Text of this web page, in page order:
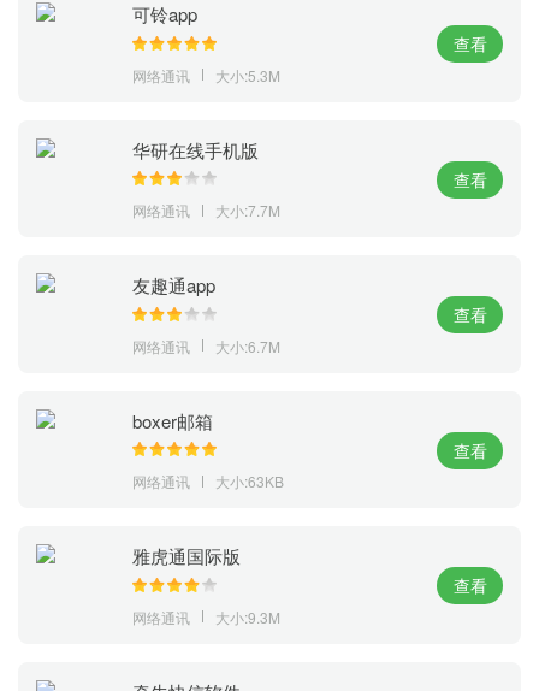
可铃app
网络通讯 大小:5.3M
查看
华研在线手机版
网络通讯 大小:7.7M
查看
友趣通app
网络通讯 大小:6.7M
查看
boxer邮箱
网络通讯 大小:63KB
查看
雅虎通国际版
网络通讯 大小:9.3M
查看